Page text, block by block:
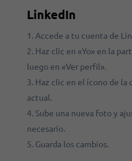
LinkedIn
Accede a tu cuenta de
Haz clic en «Yo» en la
luego en «Ver perfil».
Haz clic en el ícono de
actual.
Sube una nueva foto y
necesario.
Guarda los cambios.